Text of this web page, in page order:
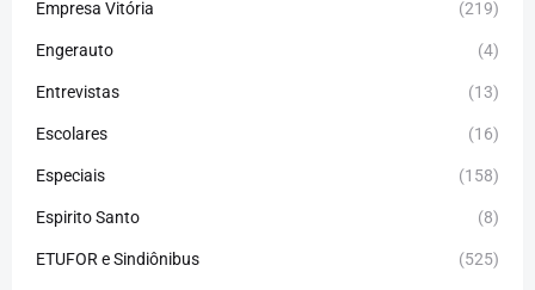
Empresa Vitória (219)
Engerauto (4)
Entrevistas (13)
Escolares (16)
Especiais (158)
Espirito Santo (8)
ETUFOR e Sindiônibus (525)